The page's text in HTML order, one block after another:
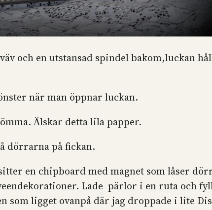
och en utstansad spindel bakom,luckan
när man öppnar luckan.
Älskar detta lila papper.
dörrarna på fickan.
en chipboard med magnet som låser
Lade pärlor i en ruta och
som ligget ovanpå där jag droppade i lite